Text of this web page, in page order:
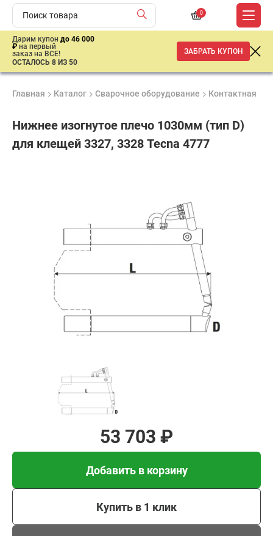
0
Дарим купон до 46 000
₽ на первый
заказ на ВСЕ!
ОСТАЛОСЬ 8 ИЗ 50
ЗАБРАТЬ КУПОН
Главная Каталог Сварочное оборудование Контактная
Нижнее изогнутое плечо 1030мм (тип D)
для клещей 3327, 3328 Tecna 4777
53 703 ₽
Добавить в корзину
Купить в 1 клик
Добавить в корзину
Купить в 1 клик
мес